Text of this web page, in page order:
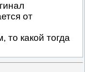
от
то какой тогда